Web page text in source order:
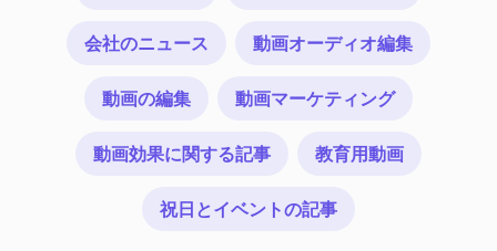
会社のニュース 動画オーディオ編集
動画の編集 動画マーケティング
動画効果に関する記事 教育用動画
祝日とイベントの記事